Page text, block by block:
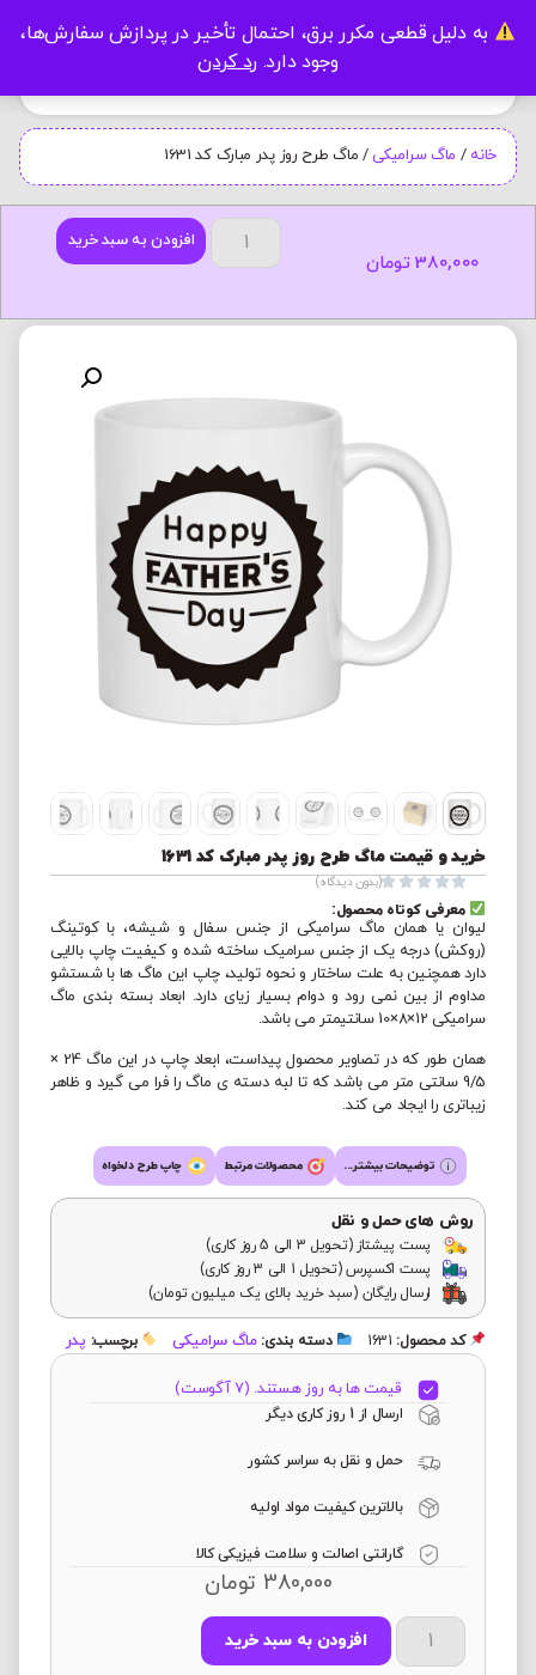
به دلیل قطعی مکرر برق، احتمال تأخیر در پردازش سفارش‌ها،
وجود دارد. رد کردن
خانه / ماگ سرامیکی/ ماگ طرح روز پدر مبارک کد 1631
افزودن به سبد خرید
380,000 تومان
خرید و قیمت ماگ طرح روز پدر مبارک کد 1631




(بدون دیدگاه)
معرفی کوتاه محصول:
لیوان یا همان ماگ سرامیکی از جنس سفال و شیشه، با کوتینگ
(روکش) درجه یک از جنس سرامیک ساخته شده و کیفیت چاپ بالایی
دارد همچنین به علت ساختار و نحوه تولید، چاپ این ماگ ها با شستشو
مداوم از بین نمی رود و دوام بسیار زیای دارد. ابعاد بسته بندی ماگ
سرامیکی 12×8×10 سانتیمتر می باشد.
همان طور که در تصاویر محصول پیداست، ابعاد چاپ در این ماگ 24 ×
9/5 سانتی متر می باشد که تا لبه دسته ی ماگ را فرا می گیرد و ظاهر
زیباتری را ایجاد می کند.
توضیحات بیشتر... محصولات مرتبط چاپ طرح دلخواه
روش های حمل و نقل
پست پیشتاز (تحویل 3 الی 5 روز کاری)
پست اکسپرس (تحویل 1 الی 3 روز کاری)
ارسال رایگان (سبد خرید بالای یک میلیون تومان)
کد محصول: 1631 دسته بندی: ماگ سرامیکی برچسب: پدر
قیمت ها به روز هستند. (7 آگوست)
ارسال از 1 روز کاری دیگر
حمل و نقل به سراسر کشور
بالاترین کیفیت مواد اولیه
گارانتی اصالت و سلامت فیزیکی کالا
380,000 تومان
افزودن به سبد خرید